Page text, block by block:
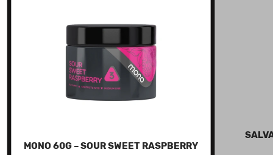
MONO 60G – SOUR SWEET RASPBERRY